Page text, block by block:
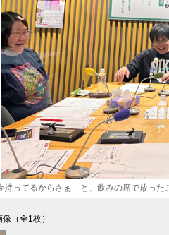
持ってるからさぁ」と、飲みの席で放っ
（全1枚）